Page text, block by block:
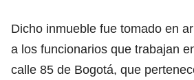
Dicho inmueble fue tomado en
a los funcionarios que trabajan
calle 85 de Bogotá, que